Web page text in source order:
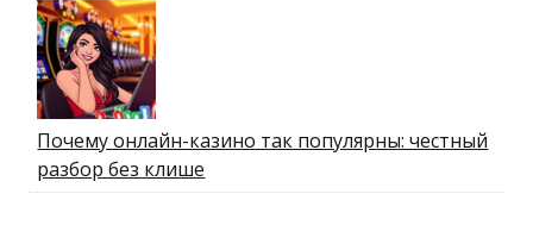
Почему онлайн-казино так популярны: честный
разбор без клише